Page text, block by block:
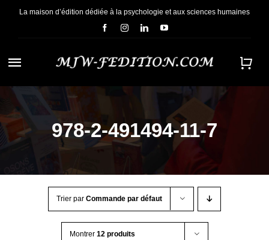
PasserLa maison d’édition dédiée à la psychologie et aux sciences humaines
Navigation
à
bascule
ACCUEIL
NOUS CONNAÎTRE
CONTACT
978-2-491494-11-7
Trier par Commande par défaut
Montrer 12 produits